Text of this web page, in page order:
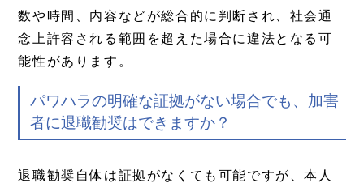
数や時間、内容などが総合的に判断され、社会通
念上許容される範囲を超えた場合に違法となる可
能性があります。
パワハラの明確な証拠がない場合でも、加害
者に退職勧奨はできますか？
退職勧奨自体は証拠がなくても可能ですが、本人